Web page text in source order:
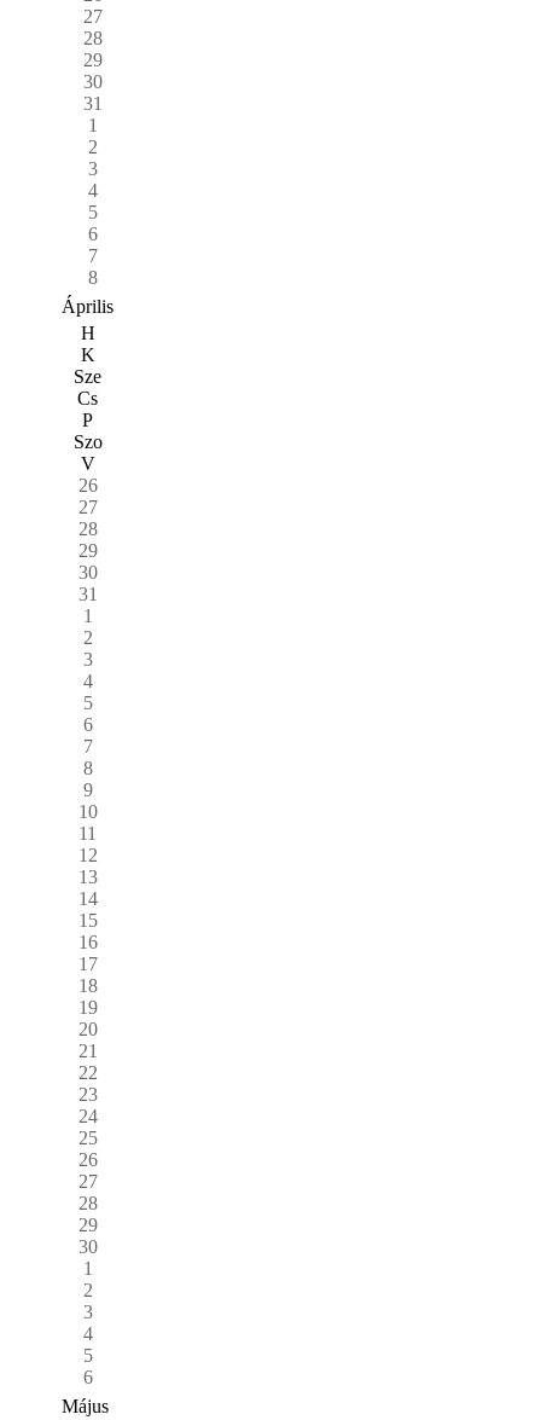
27
28
29
30
31
1
2
3
4
5
6
7
8
Április
H
K
Sze
Cs
P
Szo
V
26
27
28
29
30
31
1
2
3
4
5
6
7
8
9
10
11
12
13
14
15
16
17
18
19
20
21
22
23
24
25
26
27
28
29
30
1
2
3
4
5
6
Május